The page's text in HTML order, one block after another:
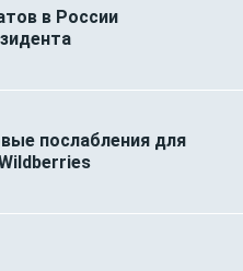
в России
послабления для